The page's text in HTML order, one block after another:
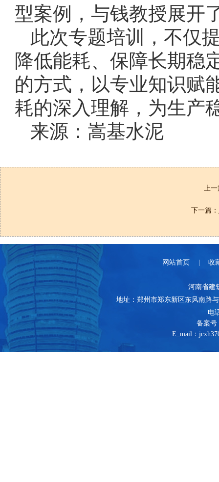
型案例，与钱教授展开
此次专题培训，不仅
降低能耗、保障长期稳
的方式，以专业知识赋
耗的深入理解，为生产
来源：嵩基水泥
上一
下一篇：